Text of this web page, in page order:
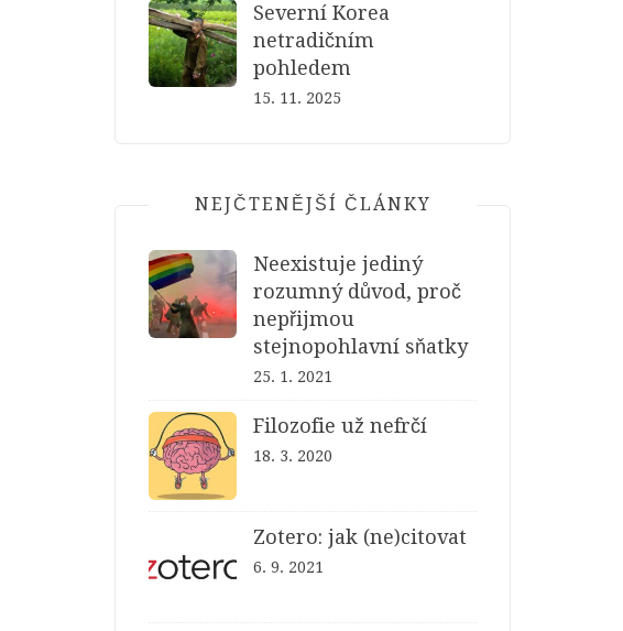
Severní Korea
netradičním
pohledem
15. 11. 2025
NEJČTENĚJŠÍ ČLÁNKY
Neexistuje jediný
rozumný důvod, proč
nepřijmou
stejnopohlavní sňatky
25. 1. 2021
Filozofie už nefrčí
18. 3. 2020
Zotero: jak (ne)citovat
6. 9. 2021